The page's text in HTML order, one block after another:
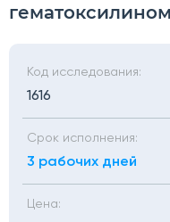
Код исследования:
1616
Срок исполнения:
3 рабочих дней
Цена: